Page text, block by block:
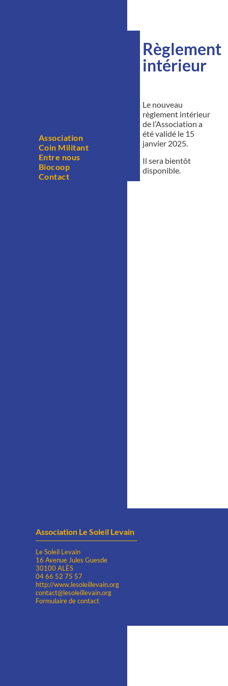
Association
Coin Militant
Entre nous
Biocoop
Contact
Règlement
intérieur
Le nouveau
règlement intérieur
de l’Association a
été validé le 15
janvier 2025.
Il sera bientôt
disponible.
Association Le Soleil Levain
Le Soleil Levain
16 Avenue Jules Guesde
30100 ALÈS
04 66 52 75 57
http://www.lesoleillevain.org
contact@lesoleillevain.org
Formulaire de contact